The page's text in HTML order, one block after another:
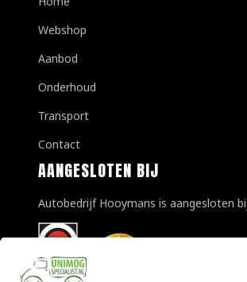
Webshop
Aanbod
Onderhoud
Transport
Contact
AANGESLOTEN BIJ
Autobedrijf Hooymans is aangesloten